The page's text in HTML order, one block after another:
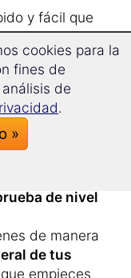
17 minutos
y fácil que
aprendes
amplías los
que
básico:
cookies para la
fines de
de
.
»